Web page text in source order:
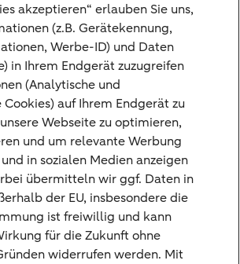
es tun, sind sie häufig sogar
umsichtig,
geduldig.* Warum diese
wichtig sind, um am
zu sein, erfahren Sie
der Aktienmarktteilnehmer in
(Ebert, Grote & Laudenbach,
akzeptieren“ erlauben Sie uns,
(z.B. Gerätekennung,
Werbe-ID) und Daten
in Ihrem Endgerät zuzugreifen
(Analytische und
auf Ihrem Endgerät zu
Webseite zu optimieren,
und um relevante Werbung
in sozialen Medien anzeigen
übermitteln wir ggf. Daten in
der EU, insbesondere die
ist freiwillig und kann
für die Zukunft ohne
widerrufen werden. Mit